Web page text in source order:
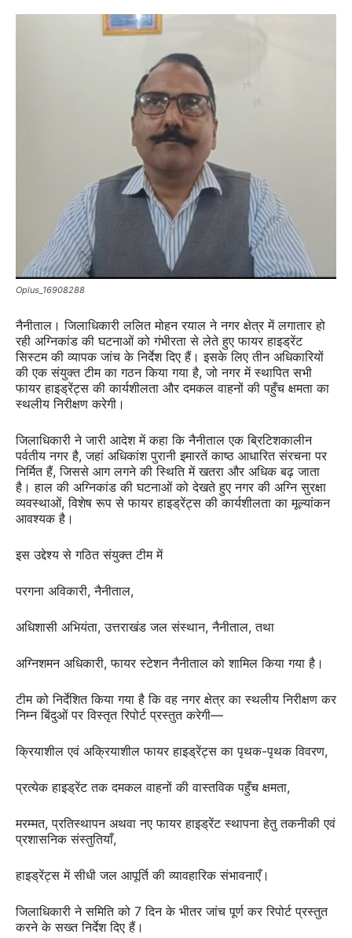
Oplus_16908288
नैनीताल। जिलाधिकारी ललित मोहन रयाल ने नगर क्षेत्र में लगातार हो
रही अग्निकांड की घटनाओं को गंभीरता से लेते हुए फायर हाइड्रेंट
सिस्टम की व्यापक जांच के निर्देश दिए हैं। इसके लिए तीन अधिकारियों
की एक संयुक्त टीम का गठन किया गया है, जो नगर में स्थापित सभी
फायर हाइड्रेंट्स की कार्यशीलता और दमकल वाहनों की पहुँच क्षमता का
स्थलीय निरीक्षण करेगी।
जिलाधिकारी ने जारी आदेश में कहा कि नैनीताल एक ब्रिटिशकालीन
पर्वतीय नगर है, जहां अधिकांश पुरानी इमारतें काष्ठ आधारित संरचना पर
निर्मित हैं, जिससे आग लगने की स्थिति में खतरा और अधिक बढ़ जाता
है। हाल की अग्निकांड की घटनाओं को देखते हुए नगर की अग्नि सुरक्षा
व्यवस्थाओं, विशेष रूप से फायर हाइड्रेंट्स की कार्यशीलता का मूल्यांकन
आवश्यक है।
इस उद्देश्य से गठित संयुक्त टीम में
परगना अविकारी, नैनीताल,
अधिशासी अभियंता, उत्तराखंड जल संस्थान, नैनीताल, तथा
अग्निशमन अधिकारी, फायर स्टेशन नैनीताल को शामिल किया गया है।
टीम को निर्देशित किया गया है कि वह नगर क्षेत्र का स्थलीय निरीक्षण कर
निम्न बिंदुओं पर विस्तृत रिपोर्ट प्रस्तुत करेगी—
क्रियाशील एवं अक्रियाशील फायर हाइड्रेंट्स का पृथक-पृथक विवरण,
प्रत्येक हाइड्रेंट तक दमकल वाहनों की वास्तविक पहुँच क्षमता,
मरम्मत, प्रतिस्थापन अथवा नए फायर हाइड्रेंट स्थापना हेतु तकनीकी एवं
प्रशासनिक संस्तुतियाँ,
हाइड्रेंट्स में सीधी जल आपूर्ति की व्यावहारिक संभावनाएँ।
जिलाधिकारी ने समिति को 7 दिन के भीतर जांच पूर्ण कर रिपोर्ट प्रस्तुत
करने के सख्त निर्देश दिए हैं।